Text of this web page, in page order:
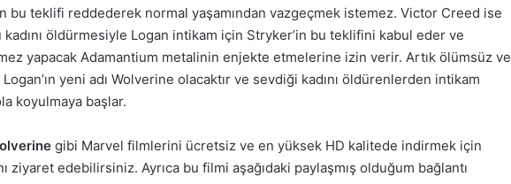
bu teklifi reddederek normal yaşamından vazgeçmek istemez. Victor Creed ise
kadını öldürmesiyle Logan intikam için Stryker’in bu teklifini kabul eder ve
yapacak Adamantium metalinin enjekte etmelerine izin verir. Artık ölümsüz ve
yeni adı Wolverine olacaktır ve sevdiği kadını öldürenlerden intikam
koyulmaya başlar.
gibi Marvel filmlerini ücretsiz ve en yüksek HD kalitede indirmek için
ziyaret edebilirsiniz. Ayrıca bu filmi aşağıdaki paylaşmış olduğum bağlantı